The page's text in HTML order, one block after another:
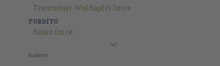
Trencsényi-Waldapfel Imre
FORDÍTÓ
Szász Imre
Budapest